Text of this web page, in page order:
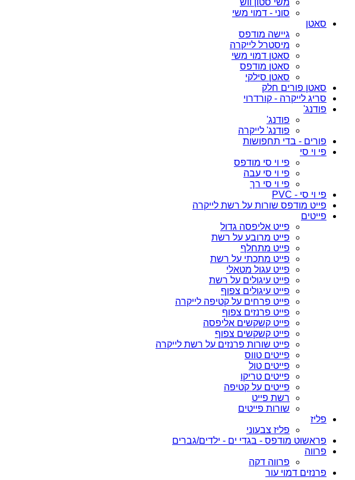
משי סטון ווש
סוני - דמוי משי
סאטן
גיישה מודפס
מיסטרל לייקרה
סאטן דמוי משי
סאטן מודפס
סאטן סילקי
סאטן פורים חלק
סריג לייקרה - קורדרוי
פודנג'
פודנג'
פודנג' לייקרה
פורים - בדי תחפושות
פי וי סי
פי וי סי מודפס
פי וי סי עבה
פי וי סי רך
פי וי סי - PVC
פייט מודפס שורות על רשת לייקרה
פייטים
פייט אליפסה גדול
פייט מרובע על רשת
פייט מתחלף
פייט מתכתי על רשת
פייט עגול מטאלי
פייט עיגולים על רשת
פייט עיגולים צפוף
פייט פרחים על קטיפה לייקרה
פייט פרנזים צפוף
פייט קשקשים אליפסה
פייט קשקשים צפוף
פייט שורות פרנזים על רשת לייקרה
פייטים טווס
פייטים טול
פייטים טריקו
פייטים על קטיפה
רשת פייט
שורות פייטים
פליז
פליז צבעוני
פראשוט מודפס - בגדי ים - ילדים/גברים
פרווה
פרווה דקה
פרנזים דמוי עור